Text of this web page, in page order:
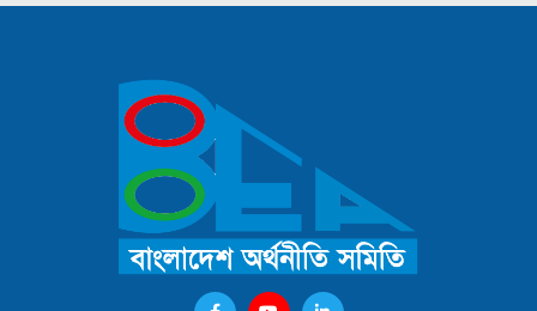
Publish Time: 25 Jan 2026
বাংলাদেশ অর্থনীতি সমিতি ও জগন্নাথ বিশ্ববিদ্যালয় যৌথ আয়োজনে
লোকবক্তৃা ২১ জানুয়ারি ২০২৬
Publish Time: 16 Jan 2026
বেগম খালেদা জিয়ার মৃত্যুতে বাংলাদেশ অর্থনীতি সমিতি গভীরভাবে শোকাহত